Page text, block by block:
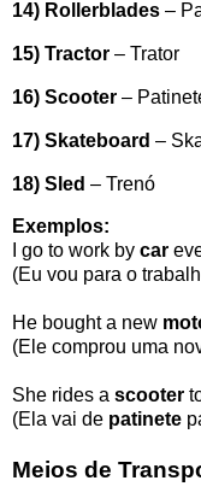
14) Rollerblades –
15) Tractor – Trator
16) Scooter –
17) Skateboard –
18) Sled – Trenó
Exemplos:
I go to work by car
(Eu vou para o
He bought a new
(Ele comprou uma
She rides a scooter
(Ela vai de patinete
Meios de